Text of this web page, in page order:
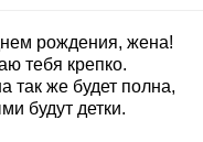
рождения, жена!
тебя крепко.
так же будет полна,
будут детки.